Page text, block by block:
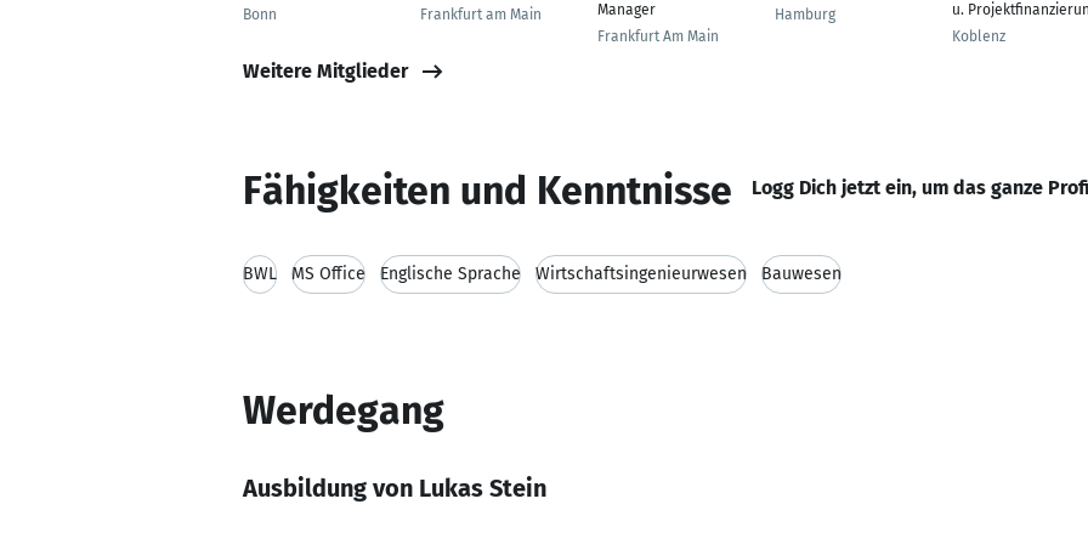
Bonn Frankfurt am Main
Manager
Frankfurt Am Main
Hamburg
u.
Koblenz
Weitere Mitglieder
Fähigkeiten und Kenntnisse Logg Dich jetzt ein, um das ganze
BWL MS Office Englische Sprache Wirtschaftsingenieurwesen Bauwesen
Werdegang
Ausbildung von Lukas Stein